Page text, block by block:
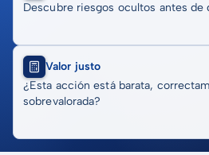
Descubre riesgos ocultos antes de
Valor justo
¿Esta acción está barata,
sobrevalorada?